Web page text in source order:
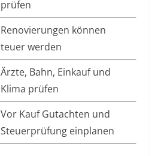
prüfen
Renovierungen können
teuer werden
Ärzte, Bahn, Einkauf und
Klima prüfen
Vor Kauf Gutachten und
Steuerprüfung einplanen